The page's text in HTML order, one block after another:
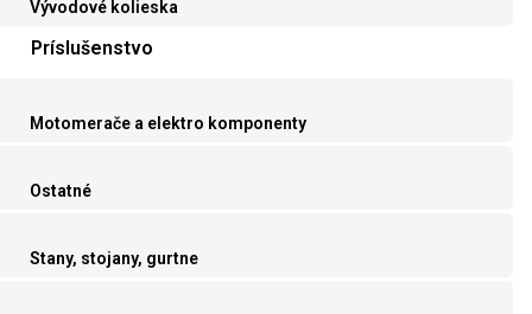
Vývodové kolieska
Príslušenstvo
Motomerače a elektro komponenty
Ostatné
Stany, stojany, gurtne